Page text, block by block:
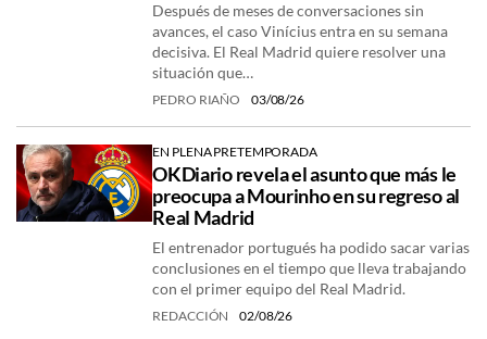
Después de meses de conversaciones sin
avances, el caso Vinícius entra en su semana
decisiva. El Real Madrid quiere resolver una
situación que…
PEDRO RIAÑO 03/08/26
EN PLENA PRETEMPORADA
OKDiario revela el asunto que más le
preocupa a Mourinho en su regreso al
Real Madrid
El entrenador portugués ha podido sacar varias
conclusiones en el tiempo que lleva trabajando
con el primer equipo del Real Madrid.
REDACCIÓN 02/08/26